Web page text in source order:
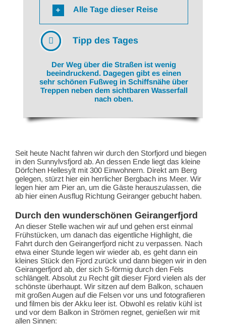
Alle Tage dieser Reise
Tipp des Tages
Der Weg über die Straßen ist wenig
beeindruckend. Dagegen gibt es einen
sehr schönen Fußweg in Schiffsnähe über
Treppen neben dem sichtbaren Wasserfall
nach oben.
Seit heute Nacht fahren wir durch den Storfjord und biegen
in den Sunnylvsfjord ab. An dessen Ende liegt das kleine
Dörfchen Hellesylt mit 300 Einwohnern. Direkt am Berg
gelegen, stürzt hier ein herrlicher Bergbach ins Meer. Wir
legen hier am Pier an, um die Gäste herauszulassen, die
ab hier einen Ausflug Richtung Geiranger gebucht haben.
Durch den wunderschönen Geirangerfjord
An dieser Stelle wachen wir auf und gehen erst einmal
Frühstücken, um danach das eigentliche Highlight, die
Fahrt durch den Geirangerfjord nicht zu verpassen. Nach
etwa einer Stunde legen wir wieder ab, es geht dann ein
kleines Stück den Fjord zurück und dann biegen wir in den
Geirangerfjord ab, der sich S-förmig durch den Fels
schlängelt. Absolut zu Recht gilt dieser Fjord vielen als der
schönste überhaupt. Wir sitzen auf dem Balkon, schauen
mit großen Augen auf die Felsen vor uns und fotografieren
und filmen bis der Akku leer ist. Obwohl es relativ kühl ist
und vor dem Balkon in Strömen regnet, genießen wir mit
allen Sinnen: